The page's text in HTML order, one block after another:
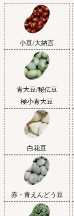
小豆/大納言
青大豆/秘伝豆
極小青大豆
白花豆
赤・青えんどう豆